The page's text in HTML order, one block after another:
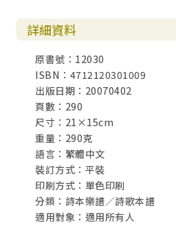
詳細資料
原書號：12030
ISBN：4712120301009
出版日期：20070402
頁數：290
尺寸：21×15cm
重量：290克
語言：繁體中文
裝訂方式：平裝
印刷方式：單色印刷
分類：詩本樂譜／詩歌本譜
適用對象：適用所有人